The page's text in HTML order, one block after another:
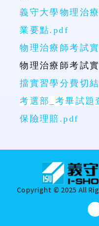
義守大學物理治
業要點.pdf
物理治療師考試
物理治療師考試
擋實習學分費切
考選部_考畢試題
保險理賠.pdf
Copyright © 2025 All